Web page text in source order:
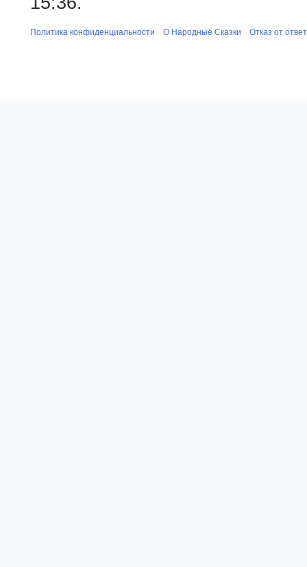
Политика конфиденциальности О Народные Сказки Отказ от